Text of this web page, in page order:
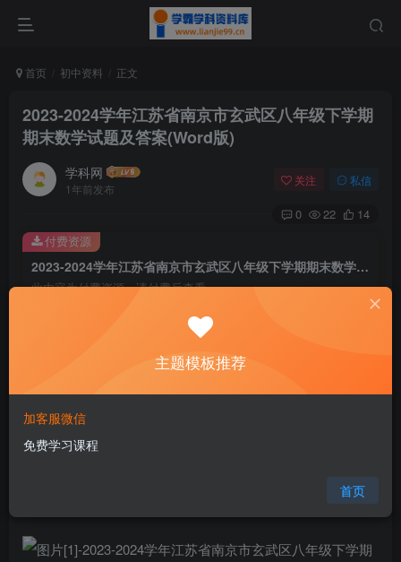
首页 初中资料 正文
2023-2024学年江苏省南京市玄武区八年级下学期
期末数学试题及答案(Word版)
学科网
1年前发布
关注 私信
0 22 14
2023-2024学年江苏省南京市玄武区八年级下学期期末数学试题及答案(Word版)
此内容为付费资源，请付费后查看
9.6
免费
暂时无法购买，请与站长联系
1.04 MB
付费资源
主题模板推荐
加客服微信
免费学习课程
首页